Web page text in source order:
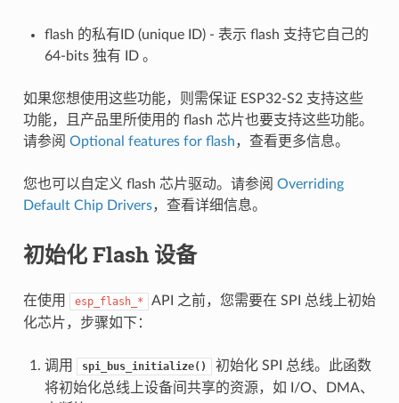
flash 的私有ID (unique ID) - 表示 flash 支持它自己的
64-bits 独有 ID 。
如果您想使用这些功能，则需保证 ESP32-S2 支持这些
功能，且产品里所使用的 flash 芯片也要支持这些功能。
请参阅 Optional features for flash，查看更多信息。
您也可以自定义 flash 芯片驱动。请参阅 Overriding
Default Chip Drivers，查看详细信息。
初始化 Flash 设备
在使用 esp_flash_*
API 之前，您需要在 SPI 总线上初始
化芯片，步骤如下：
调用 spi_bus_initialize()
初始化 SPI 总线。此函数
将初始化总线上设备间共享的资源，如 I/O、DMA、